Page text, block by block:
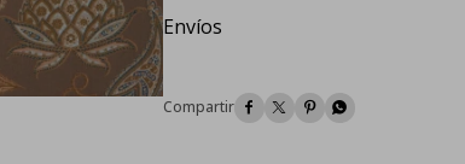
Envíos
   